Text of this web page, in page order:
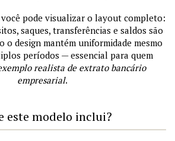
pode visualizar o layout completo:
saques, transferências e saldos são
o design mantém uniformidade mesmo
períodos — essencial para quem
realista de extrato bancário
empresarial.
este modelo inclui?